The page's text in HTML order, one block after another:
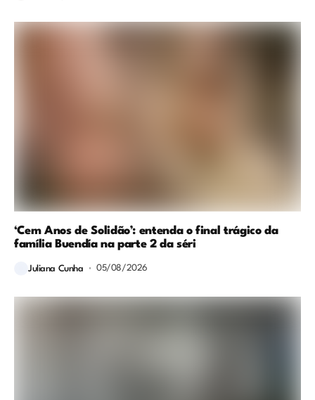
‘Cem Anos de Solidão’: entenda o final trágico da
família Buendía na parte 2 da séri
Juliana Cunha 05/08/2026